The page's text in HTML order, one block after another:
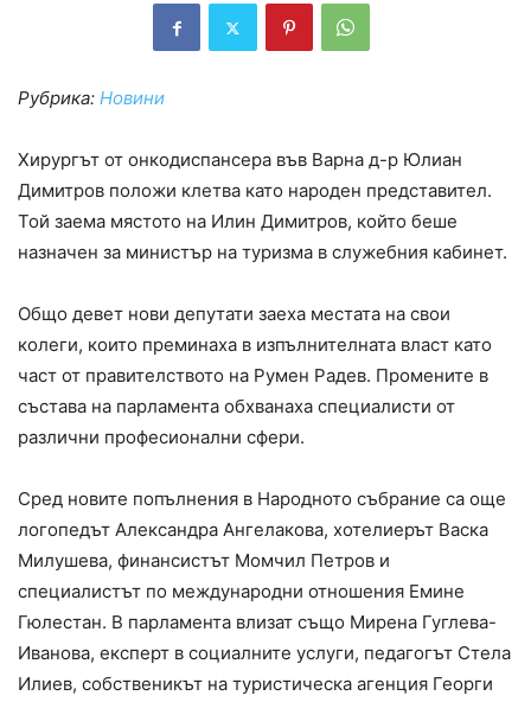
Рубрика: Новини
Хирургът от онкодиспансера във Варна д-р Юлиан
Димитров положи клетва като народен представител.
Той заема мястото на Илин Димитров, който беше
назначен за министър на туризма в служебния кабинет.
Общо девет нови депутати заеха местата на свои
колеги, които преминаха в изпълнителната власт като
част от правителството на Румен Радев. Промените в
състава на парламента обхванаха специалисти от
различни професионални сфери.
Сред новите попълнения в Народното събрание са още
логопедът Александра Ангелакова, хотелиерът Васка
Милушева, финансистът Момчил Петров и
специалистът по международни отношения Емине
Гюлестан. В парламента влизат също Мирена Гуглева-
Иванова, експерт в социалните услуги, педагогът Стела
Илиев, собственикът на туристическа агенция Георги